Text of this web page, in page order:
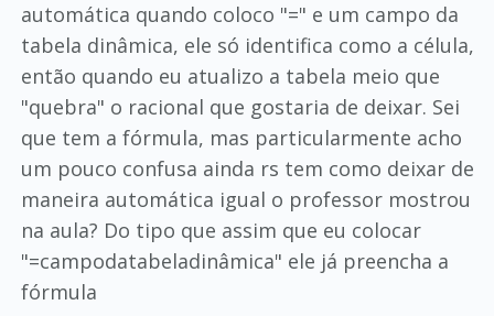
automática quando coloco "=" e um campo da
tabela dinâmica, ele só identifica como a célula,
então quando eu atualizo a tabela meio que
"quebra" o racional que gostaria de deixar. Sei
que tem a fórmula, mas particularmente acho
um pouco confusa ainda rs tem como deixar de
maneira automática igual o professor mostrou
na aula? Do tipo que assim que eu colocar
"=campodatabeladinâmica" ele já preencha a
fórmula